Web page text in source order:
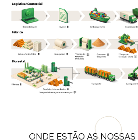
ONDE ESTÃO AS NOSSAS